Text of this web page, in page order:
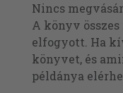
Nincs
A könyv
elfogyott. Ha
könyvet, és
példánya